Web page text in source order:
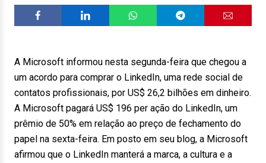
A Microsoft informou nesta segunda-feira que chegou a
um acordo para comprar o LinkedIn, uma rede social de
contatos profissionais, por US$ 26,2 bilhões em dinheiro.
A Microsoft pagará US$ 196 per ação do LinkedIn, um
prêmio de 50% em relação ao preço de fechamento do
papel na sexta-feira. Em posto em seu blog, a Microsoft
afirmou que o LinkedIn manterá a marca, a cultura e a